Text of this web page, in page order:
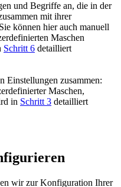
und Begriffe an, die in der
mit ihrer
können hier auch manuell
Maschen
Schritt 6 detailliert
Einstellungen zusammen:
Maschen,
in Schritt 3 detailliert
wir zur Konfiguration Ihrer